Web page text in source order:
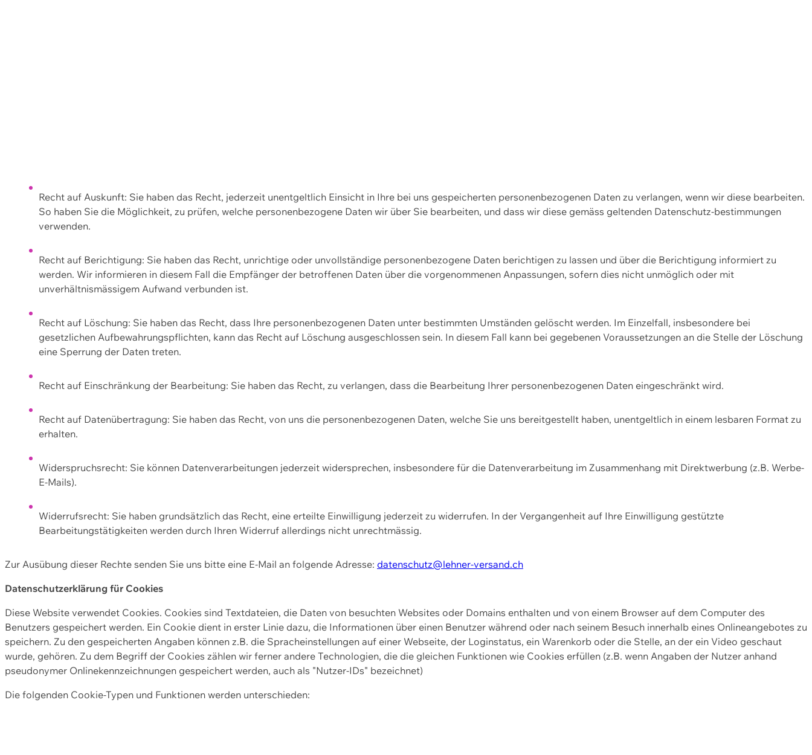
Recht auf Auskunft: Sie haben das Recht, jederzeit unentgeltlich Einsicht in Ihre bei uns gespeicherten personenbezogenen Daten zu verlangen, wenn wir diese bearbeiten.
So haben Sie die Möglichkeit, zu prüfen, welche personenbezogene Daten wir über Sie bearbeiten, und dass wir diese gemäss geltenden Datenschutz-bestimmungen
verwenden.
Recht auf Berichtigung: Sie haben das Recht, unrichtige oder unvollständige personenbezogene Daten berichtigen zu lassen und über die Berichtigung informiert zu
werden. Wir informieren in diesem Fall die Empfänger der betroffenen Daten über die vorgenommenen Anpassungen, sofern dies nicht unmöglich oder mit
unverhältnismässigem Aufwand verbunden ist.
Recht auf Löschung: Sie haben das Recht, dass Ihre personenbezogenen Daten unter bestimmten Umständen gelöscht werden. Im Einzelfall, insbesondere bei
gesetzlichen Aufbewahrungspflichten, kann das Recht auf Löschung ausgeschlossen sein. In diesem Fall kann bei gegebenen Voraussetzungen an die Stelle der Löschung
eine Sperrung der Daten treten.
Recht auf Einschränkung der Bearbeitung: Sie haben das Recht, zu verlangen, dass die Bearbeitung Ihrer personenbezogenen Daten eingeschränkt wird.
Recht auf Datenübertragung: Sie haben das Recht, von uns die personenbezogenen Daten, welche Sie uns bereitgestellt haben, unentgeltlich in einem lesbaren Format zu
erhalten.
Widerspruchsrecht: Sie können Datenverarbeitungen jederzeit widersprechen, insbesondere für die Datenverarbeitung im Zusammenhang mit Direktwerbung (z.B. Werbe-
E-Mails).
Widerrufsrecht: Sie haben grundsätzlich das Recht, eine erteilte Einwilligung jederzeit zu widerrufen. In der Vergangenheit auf Ihre Einwilligung gestützte
Bearbeitungstätigkeiten werden durch Ihren Widerruf allerdings nicht unrechtmässig.
Zur Ausübung dieser Rechte senden Sie uns bitte eine E-Mail an folgende Adresse: datenschutz@lehner-versand.ch
Datenschutzerklärung für Cookies
Diese Website verwendet Cookies. Cookies sind Textdateien, die Daten von besuchten Websites oder Domains enthalten und von einem Browser auf dem Computer des
Benutzers gespeichert werden. Ein Cookie dient in erster Linie dazu, die Informationen über einen Benutzer während oder nach seinem Besuch innerhalb eines Onlineangebotes zu
speichern. Zu den gespeicherten Angaben können z.B. die Spracheinstellungen auf einer Webseite, der Loginstatus, ein Warenkorb oder die Stelle, an der ein Video geschaut
wurde, gehören. Zu dem Begriff der Cookies zählen wir ferner andere Technologien, die die gleichen Funktionen wie Cookies erfüllen (z.B. wenn Angaben der Nutzer anhand
pseudonymer Onlinekennzeichnungen gespeichert werden, auch als "Nutzer-IDs" bezeichnet)
Die folgenden Cookie-Typen und Funktionen werden unterschieden: